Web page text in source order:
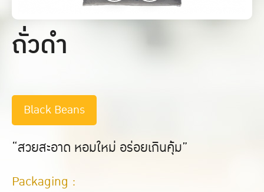
ถั่วดำ
Black Beans
“สวยสะอาด หอมใหม่ อร่อยเกินคุ้ม”
Packaging :